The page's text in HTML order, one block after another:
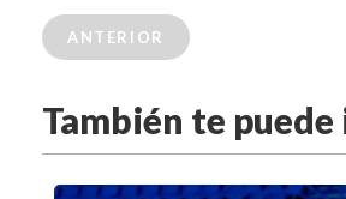
ANTERIOR
También te